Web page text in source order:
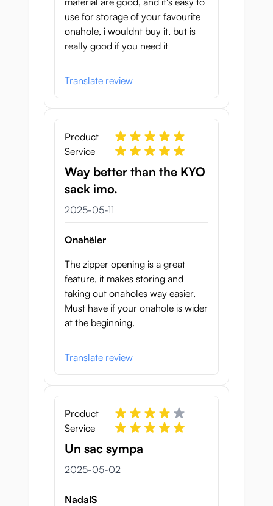
use for storage of your favourite
onahole, i wouldnt buy it, but is
really good if you need it
Translate review
Product
Service
Way better than the KYO
sack imo.
11 maj 2025
2025-05-11
Onahëler
The zipper opening is a great
feature, it makes storing and
taking out onaholes way easier.
Must have if your onahole is wider
at the beginning.
Translate review
Product
Service
Un sac sympa
2 maj 2025
2025-05-02
NadalS